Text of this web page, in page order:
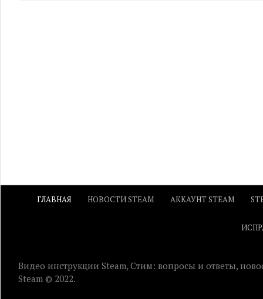
ГЛАВНАЯ НОВОСТИ STEAM АККАУНТ STEAM
Видео инструкции Steam, Стим: вопросы и ответы,
Steam © 2022.